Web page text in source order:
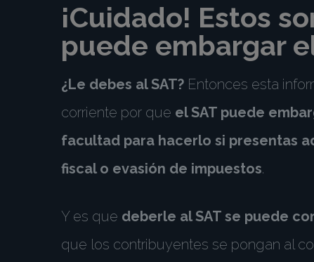
¡Cuidado! Estos
puede embargar
¿Le debes al SAT? Entonces esta
corriente por que el SAT puede
facultad para hacerlo si presentas
fiscal o evasión de impuestos.
Y es que deberle al SAT se puede
que los contribuyentes se pongan al